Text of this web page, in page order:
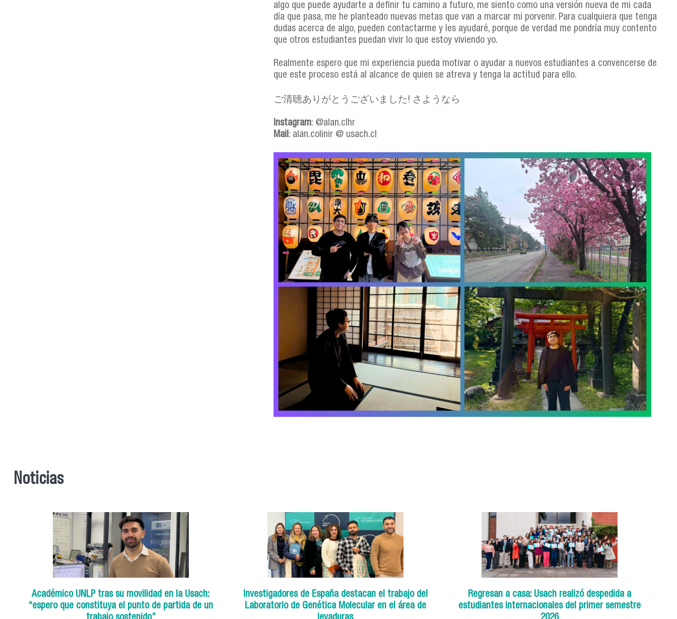
algo que puede ayudarte a definir tu camino a futuro, me siento como una versión nueva de mi cada
día que pasa, me he planteado nuevas metas que van a marcar mi porvenir. Para cualquiera que tenga
dudas acerca de algo, pueden contactarme y les ayudaré, porque de verdad me pondría muy contento
que otros estudiantes puedan vivir lo que estoy viviendo yo.
Realmente espero que mi experiencia pueda motivar o ayudar a nuevos estudiantes a convencerse de
que este proceso está al alcance de quien se atreva y tenga la actitud para ello.
ご清聴ありがとうございました! さようなら
Instagram: @alan.clhr
Mail: alan.colinir @ usach.cl
alan_colinir_collage.png
Noticias
Académico UNLP tras su movilidad en la Usach:
“espero que constituya el punto de partida de un
Investigadores de España destacan el trabajo del
Laboratorio de Genética Molecular en el área de
Regresan a casa: Usach realizó despedida a
estudiantes internacionales del primer semestre